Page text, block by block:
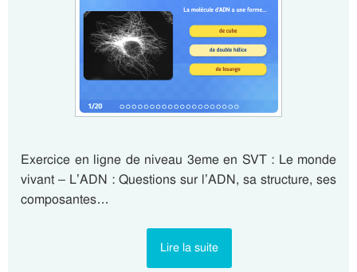
Exercice en ligne de niveau 3eme en SVT : Le monde
vivant – L’ADN : Questions sur l’ADN, sa structure, ses
composantes…
Lire la suite